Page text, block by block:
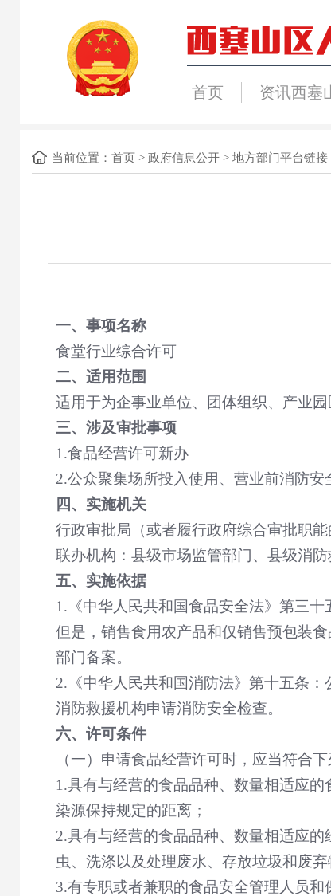
首页 资讯西塞
当前位置： 首页> 政府信息公开> 地方部门平台链接
一、事项名称
食堂行业综合许可
二、适用范围
适用于为企事业单位、团体组织、产业园
三、涉及审批事项
1.食品经营许可新办
2.公众聚集场所投入使用、营业前消防安
四、实施机关
行政审批局（或者履行政府综合审批职能
联办机构：县级市场监管部门、县级消
五、实施依据
1. 《中华人民共和国食品安全法》第三
但是，销售食用农产品和仅销售预包装
部门备案。
2. 《中华人民共和国消防法》第十五条
消防救援机构申请消防安全检查。
六、许可条件
（一）申请食品经营许可时，应当符合下
1.具有与经营的食品品种、数量相适应
染源保持规定的距离；
2.具有与经营的食品品种、数量相适应
虫、洗涤以及处理废水、存放垃圾和废弃
3.有专职或者兼职的食品安全管理人员和